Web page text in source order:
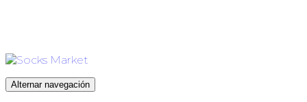
Alternar navegación